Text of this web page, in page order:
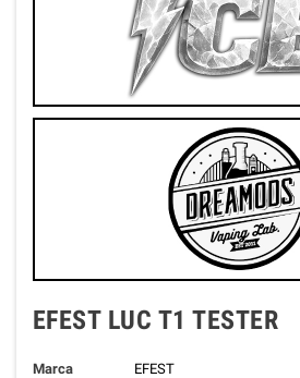
EFEST LUC T1 TESTER
Marca
EFEST